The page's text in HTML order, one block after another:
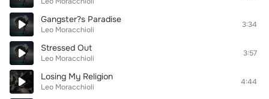
Gangster?s Paradise
Leo Moracchioli
3:34
Stressed Out
Leo Moracchioli
3:57
Losing My Religion
Leo Moracchioli
4:44